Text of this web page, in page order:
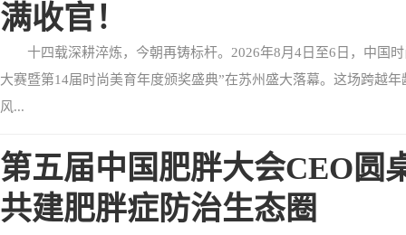
满收官！
十四载深耕淬炼，今朝再铸标杆。2026年8月4日至6日，中
大赛暨第14届时尚美育年度颁奖盛典”在苏州盛大落幕。这场跨越
风...
第五届中国肥胖大会CEO圆
共建肥胖症防治生态圈